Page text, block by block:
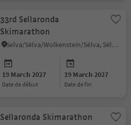
33rd Sellaronda
Skimarathon
Selva/Sëlva/Wolkenstein/Sëlva, Sëlva/Selva di Val Gardena, Dolomites Region Val Gardena
19 March 2027
date de début
19 March 2027
date de fin
Sellaronda Skimarathon